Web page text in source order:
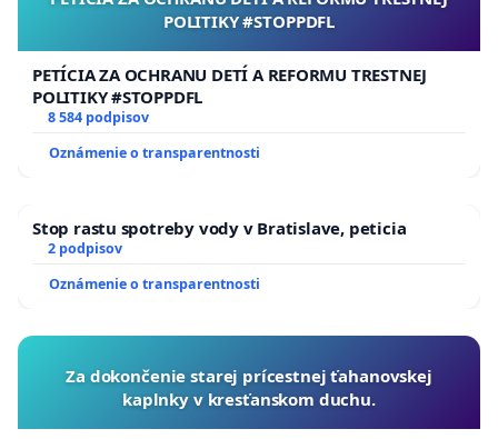
POLITIKY #STOPPDFL
PETÍCIA ZA OCHRANU DETÍ A REFORMU TRESTNEJ
POLITIKY #STOPPDFL
8 584 podpisov
Oznámenie o transparentnosti
Stop rastu spotreby vody v Bratislave, peticia
2 podpisov
Oznámenie o transparentnosti
Za dokončenie starej prícestnej ťahanovskej
kaplnky v kresťanskom duchu.